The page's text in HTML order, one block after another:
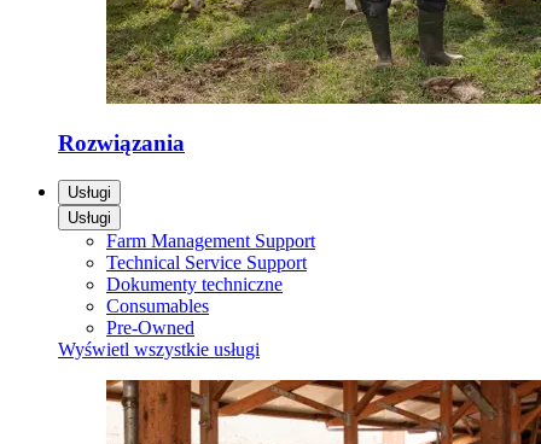
Rozwiązania
Usługi
Usługi
Farm Management Support
Technical Service Support
Dokumenty techniczne
Consumables
Pre-Owned
Wyświetl wszystkie usługi